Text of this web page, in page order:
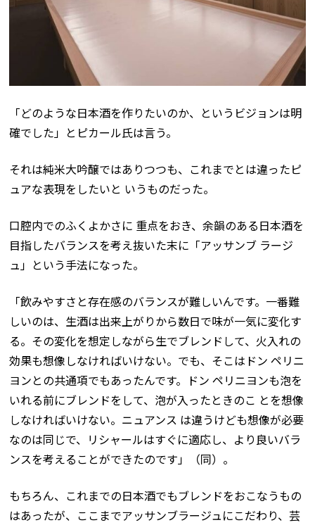
「どのような日本酒を作りたいのか、というビジョンは明
確でした」とピカール氏は言う。
それは純米大吟醸ではありつつも、これまでとは違ったピ
ュアな表現をしたいと いうものだった。
口腔内でのふくよかさに 重点をおき、余韻のある日本酒を
目指したバランスを考え抜いた末に「アッサンブ ラージ
ュ」という手法になった。
「飲みやすさと存在感のバランスが難しいんです。一番難
しいのは、生酒は出来上がりから数日で味が一気に変化す
る。その変化を想定しながら生でブレンドして、火入れの
効果も想像しなければいけない。でも、そこはドン ペリニ
ヨンとの共通項でもあったんです。ドン ペリニヨンも泡を
いれる前にブレンドをして、泡が入ったときのこ とを想像
しなければいけない。ニュアンス は違うけども想像が必要
なのは同じで、リシャールはすぐに適応し、より良いバラ
ンスを考えることができたのです」（同）。
もちろん、これまでの日本酒でもブレンドをおこなうもの
はあったが、ここまでアッサンブラージュにこだわり、芸